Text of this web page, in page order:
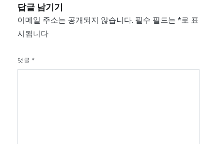
답글 남기기
이메일 주소는 공개되지 않습니다. 필수 필드는 *로 표
시됩니다
댓글 *